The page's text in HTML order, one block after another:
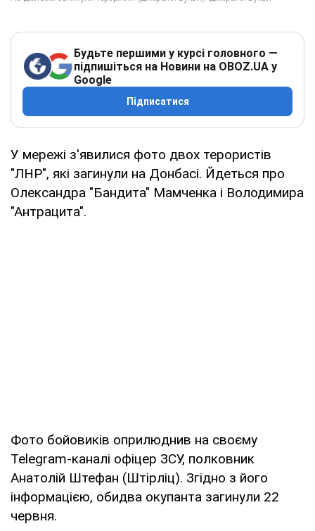
Будьте першими у курсі головного —
підпишіться на Новини на OBOZ.UA у
Google
Підписатися
У мережі з'явилися фото двох терористів
"ЛНР", які загинули на Донбасі. Йдеться про
Олександра "Бандита" Мамченка і Володимира
"Антрацита".
Фото бойовиків оприлюднив на своєму
Telegram-каналі офіцер ЗСУ, полковник
Анатолій Штефан (Штірліц). Згідно з його
інформацією, обидва окупанта загинули 22
червня.